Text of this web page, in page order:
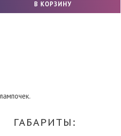
ГАБАРИТЫ: